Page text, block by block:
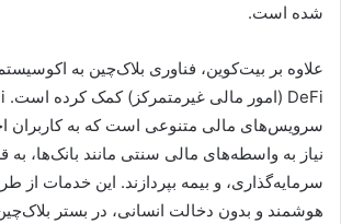
شده است.
علاوه بر بیت‌کوین، فناوری بلاک‌چین به
سرویس‌های مالی متنوعی است که به کاربران
نیاز به واسطه‌های مالی سنتی مانند بانک‌ها،
سرمایه‌گذاری، و بیمه بپردازند. این خدمات از
هوشمند و بدون دخالت انسانی، در بستر